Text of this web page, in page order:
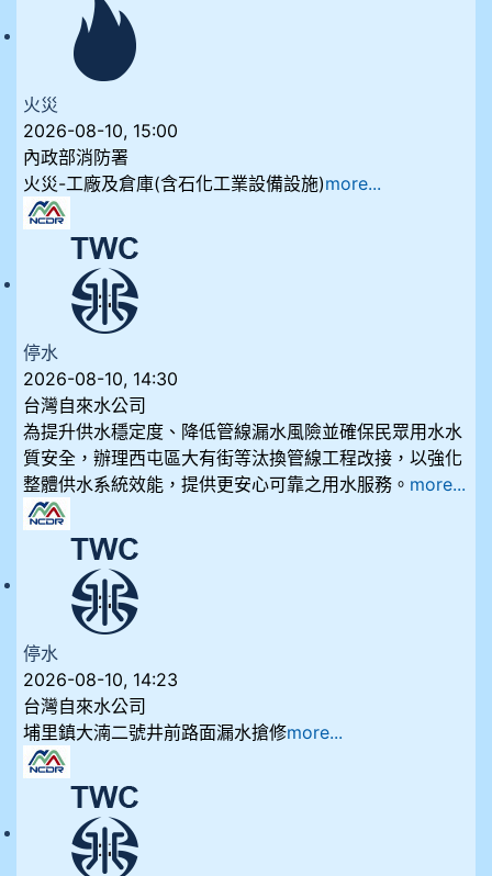
火災
2026-08-10, 15:00
內政部消防署
火災-工廠及倉庫(含石化工業設備設施)more...
停水
2026-08-10, 14:30
台灣自來水公司
為提升供水穩定度、降低管線漏水風險並確保民眾用水水
質安全，辦理西屯區大有街等汰換管線工程改接，以強化
整體供水系統效能，提供更安心可靠之用水服務。 more...
停水
2026-08-10, 14:23
台灣自來水公司
埔里鎮大湳二號井前路面漏水搶修more...